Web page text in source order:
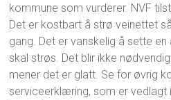
kommune som vurderer. NVF
Det er kostbart å strø veinettet
gang. Det er vanskelig å sette
skal strøs. Det blir ikke
mener det er glatt. Se for øvrig
serviceerklæring, som er vedlagt